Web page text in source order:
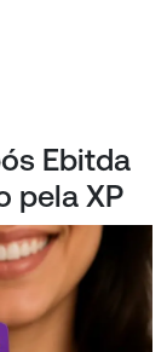
Ebitda
pela XP